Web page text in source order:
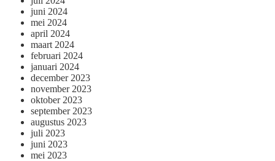
juni 2024
mei 2024
april 2024
maart 2024
februari 2024
januari 2024
december 2023
november 2023
oktober 2023
september 2023
augustus 2023
juli 2023
juni 2023
mei 2023